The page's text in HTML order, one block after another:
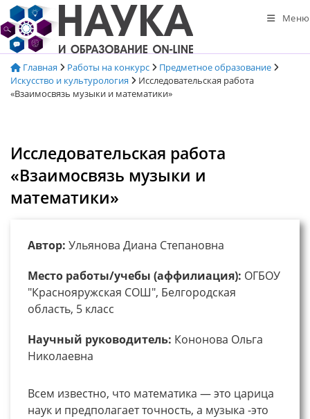
Перейти
к
содержимому
Меню
Главная Работы на конкурс
Предметное образование
Искусство и культурология
Исследовательская работа
«Взаимосвязь музыки и математики»
Исследовательская работа
«Взаимосвязь музыки и
математики»
Автор: Ульянова Диана Степановна
Место работы/учебы (аффилиация): ОГБОУ
"Краснояружская СОШ", Белгородская
область, 5 класс
Научный руководитель: Кононова Ольга
Николаевна
Всем известно, что математика — это царица
наук и предполагает точность, а музыка -это